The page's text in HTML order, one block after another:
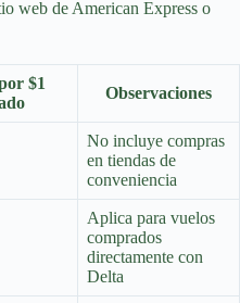
web de American Express o
$1
Observaciones
No incluye compras
en tiendas de
conveniencia
Aplica para vuelos
comprados
directamente con
Delta